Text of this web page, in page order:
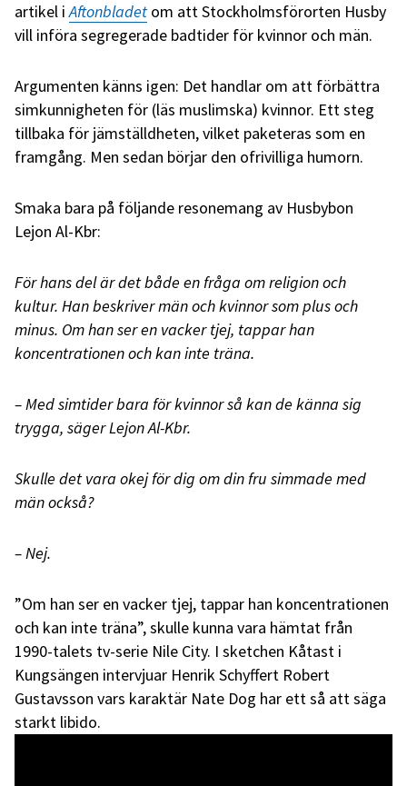
artikel iAftonbladet om att Stockholmsförorten Husby
vill införa segregerade badtider för kvinnor och män.
Argumenten känns igen: Det handlar om att förbättra
simkunnigheten för (läs muslimska) kvinnor. Ett steg
tillbaka för jämställdheten, vilket paketeras som en
framgång. Men sedan börjar den ofrivilliga humorn.
Smaka bara på följande resonemang av Husbybon
Lejon Al-Kbr:
För hans del är det både en fråga om religion och
kultur. Han beskriver män och kvinnor som plus och
minus. Om han ser en vacker tjej, tappar han
koncentrationen och kan inte träna.
– Med simtider bara för kvinnor så kan de känna sig
trygga, säger Lejon Al-Kbr.
Skulle det vara okej för dig om din fru simmade med
män också?
– Nej.
”Om han ser en vacker tjej, tappar han koncentrationen
och kan inte träna”, skulle kunna vara hämtat från
1990-talets tv-serie Nile City. I sketchen Kåtast i
Kungsängen intervjuar Henrik Schyffert Robert
Gustavsson vars karaktär Nate Dog har ett så att säga
starkt libido.